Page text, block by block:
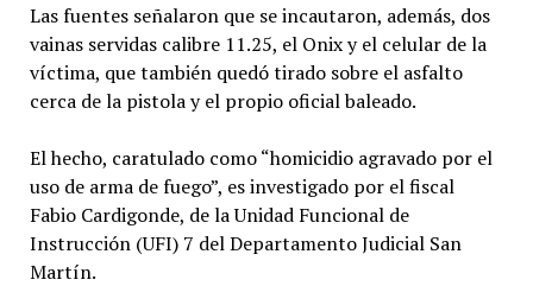
Las fuentes señalaron que se incautaron, además, dos
vainas servidas calibre 11.25, el Onix y el celular de la
víctima, que también quedó tirado sobre el asfalto
cerca de la pistola y el propio oficial baleado.
El hecho, caratulado como “homicidio agravado por el
uso de arma de fuego”, es investigado por el fiscal
Fabio Cardigonde, de la Unidad Funcional de
Instrucción (UFI) 7 del Departamento Judicial San
Martín.